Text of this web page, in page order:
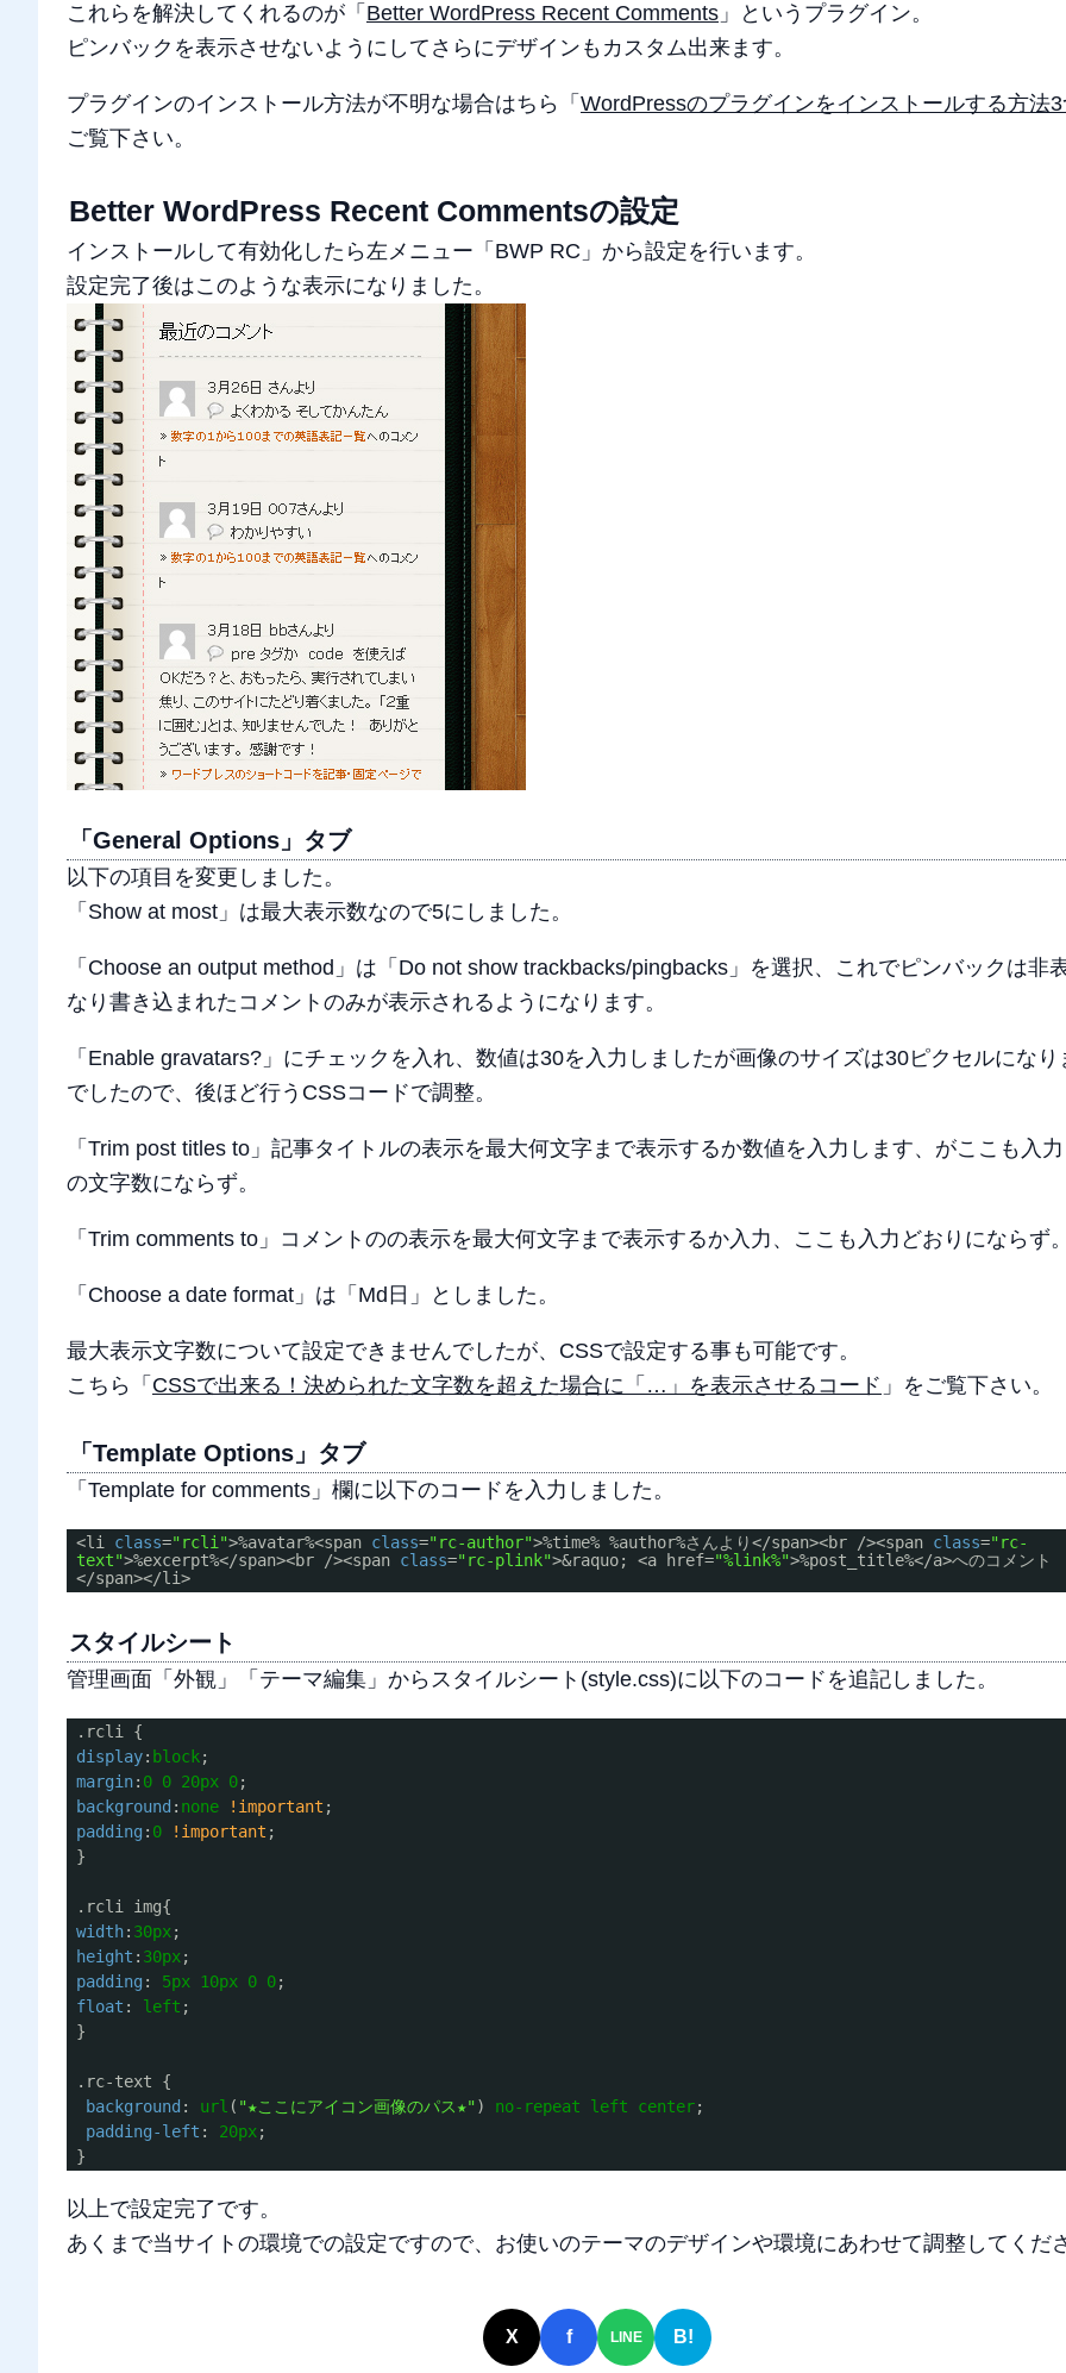
これらを解決してくれるのが「 Better WordPress Recent Comments 」というプラグイン。
ピンバックを表示させないようにしてさらにデザインもカスタム出来ます。
プラグインのインストール方法が不明な場合はちら「 WordPressのプラグインをインストールする方法
ご覧下さい。
Better WordPress Recent Commentsの設定
インストールして有効化したら左メニュー「BWP RC」から設定を行います。
設定完了後はこのような表示になりました。
「General Options」タブ
以下の項目を変更しました。
「Show at most」は最大表示数なので5にしました。
「Choose an output method」は「Do not show trackbacks/pingbacks」を選択、これでピンバックは非
なり書き込まれたコメントのみが表示されるようになります。
「Enable gravatars?」にチェックを入れ、数値は30を入力しましたが画像のサイズは30ピクセルになり
でしたので、後ほど行うCSSコードで調整。
「Trim post titles to」記事タイトルの表示を最大何文字まで表示するか数値を入力します、がここも入
の文字数にならず。
「Trim comments to」コメントのの表示を最大何文字まで表示するか入力、ここも入力どおりにならず
「Choose a date format」は「Md日」としました。
最大表示文字数について設定できませんでしたが、CSSで設定する事も可能です。
こちら「 CSSで出来る！決められた文字数を超えた場合に「…」を表示させるコード 」をご覧下さい。
「Template Options」タブ
「Template for comments」欄に以下のコードを入力しました。
<li class="rcli">%avatar%<span class="rc-author">%time% %author%さんより</span><br /><span class="rc-
text">%excerpt%</span><br /><span class="rc-plink">&raquo; <a href="%link%">%post_title%</a>へのコメント
</span></li>
スタイルシート
管理画面「外観」「テーマ編集」からスタイルシート(style.css)に以下のコードを追記しました。
.rcli {
display: block;
margin: 0 0 20px 0;
background : none !important ;
padding : 0 !important ;
}
.rcli img{
width: 30px;
height : 30px;
padding : 5px 10px 0 0;
float : left ;
}
.rc-text {
background : url ( "★ここにアイコン画像のパス★") no-repeat left center;
padding-left : 20px;
}
以上で設定完了です。
あくまで当サイトの環境での設定ですので、お使いのテーマのデザインや環境にあわせて調整してくだ
X f LINE B!